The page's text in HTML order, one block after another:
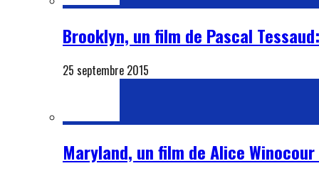
Brooklyn, un film de Pascal
25 septembre 2015
Maryland, un film de Alice